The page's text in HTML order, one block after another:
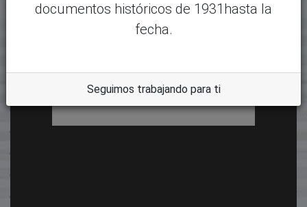
documentos históricos de 1931hasta la
fecha.
Seguimos trabajando para ti